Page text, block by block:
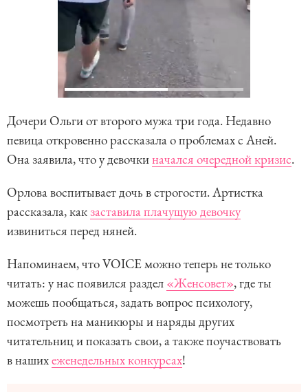
Дочери Ольги от второго мужа три года. Недавно
певица откровенно рассказала о проблемах с Аней.
Она заявила, что у девочкиначался очередной кризис.
Орлова воспитывает дочь в строгости. Артистка
рассказала, как заставила плачущую девочку
извиниться перед няней.
Напоминаем, что VOICE можно теперь не только
читать: у нас появился раздел «Женсовет», где ты
можешь пообщаться, задать вопрос психологу,
посмотреть на маникюры и наряды других
читательниц и показать свои, а также поучаствовать
в нашихеженедельных конкурсах!